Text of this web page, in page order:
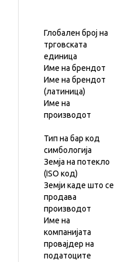
Глобален број на
трговската
единица
Име на брендот
Име на брендот
(латиница)
Име на
производот
Тип на бар код
симбологија
Земја на потекло
(ISO код)
Земји каде што се
продава
производот
Име на
компанијата
провајдер на
податоците